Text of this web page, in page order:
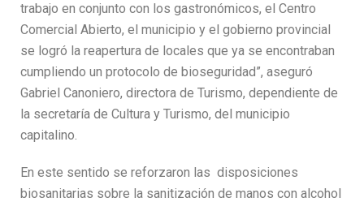
trabajo en conjunto con los gastronómicos, el Centro
Comercial Abierto, el municipio y el gobierno provincial
se logró la reapertura de locales que ya se encontraban
cumpliendo un protocolo de bioseguridad”, aseguró
Gabriel Canoniero, directora de Turismo, dependiente de
la secretaría de Cultura y Turismo, del municipio
capitalino.
En este sentido se reforzaron las disposiciones
biosanitarias sobre la sanitización de manos con alcohol